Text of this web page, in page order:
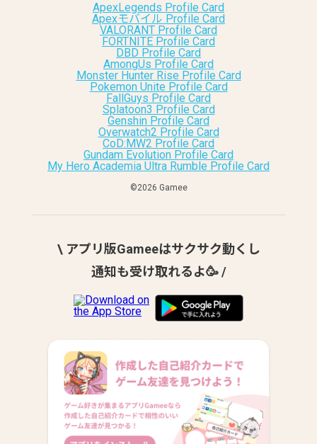
ApexLegends Profile Card
Apexモバイル Profile Card
VALORANT Profile Card
FORTNITE Profile Card
DBD Profile Card
AmongUs Profile Card
Monster Hunter Rise Profile Card
Pokemon Unite Profile Card
FallGuys Profile Card
Splatoon3 Profile Card
Genshin Profile Card
Overwatch2 Profile Card
CoD:MW2 Profile Card
Gundam Evolution Profile Card
My Hero Academia Ultra Rumble Profile Card
©︎2026 Gamee
\ アプリ版Gameeはサクサク動くし
通知も受け取れるよ🥳 /